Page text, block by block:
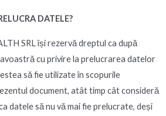
DATELE?
SRL își rezervă dreptul ca după
cu privire la prelucrarea datelor
să fie utilizate în scopurile
document, atât timp cât consideră
datele să nu vă mai fie prelucrate, deși